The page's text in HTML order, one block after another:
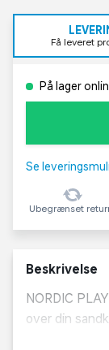
Få leveret
På lager
Se
Ubegrænset
Beskrivelse
NORDIC
over din